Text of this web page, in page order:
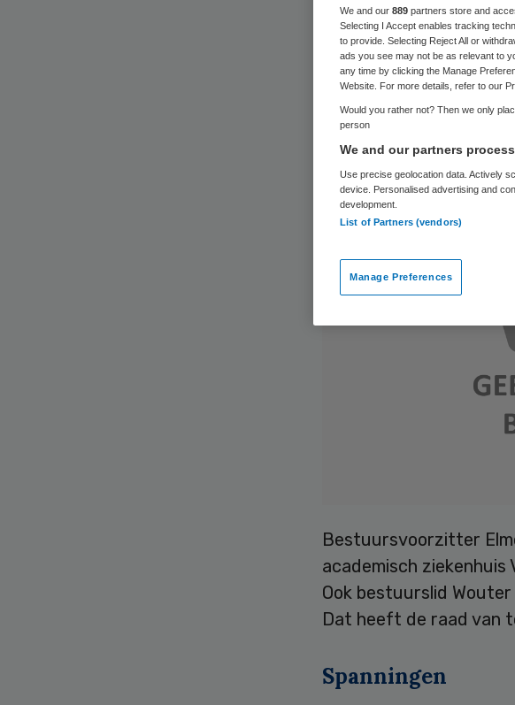
Skipr Redactie
Bestuursvoorzitter
academisch
Ook bestuurslid
Dat heeft de raad van
Spanningen
We and our 889 partners store and
Selecting I Accept enables tracking
to provide. Selecting Reject All or
ads you see may not be as relevant to
any time by clicking the Manage
Website. For more details, refer to our
Would you rather not? Then we only
person
We and our partners
Use precise geolocation data. Actively
device. Personalised advertising and
development.
List of Partners (vendors)
Manage Preferences